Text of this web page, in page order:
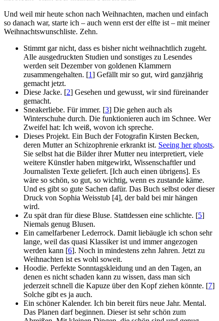
Und weil mir heute schon nach Weihnachten, machen und einfach
so danach war, starte ich – auch wenn erst der elfte ist – mit meiner
Weihnachtswunschliste. Zehn.
Stimmt gar nicht, dass es bisher nicht weihnachtlich zugeht.
Alle ausgedruckten Studien und sonstiges zu Lesendes
werden seit Dezember von goldenen Klammern
zusammengehalten. [1] Gefällt mir so gut, wird ganzjährig
gemacht jetzt.
Diese Jacke. [2] Gesehen und gewusst, wir sind füreinander
gemacht.
Sneakerliebe. Für immer. [3] Die gehen auch als
Winterschuhe durch. Die funktionieren auch im Schnee. Wer
Zweifel hat: Ich weiß, wovon ich spreche.
Dieses Projekt. Ein Buch der Fotografin Kirsten Becken,
deren Mutter an Schizophrenie erkrankt ist. Seeing her ghosts.
Sie selbst hat die Bilder ihrer Mutter neu interpretiert, viele
weitere Künstler haben mitgewirkt, Wissenschaftler und
Journalisten Texte geliefert. [Ich auch einen übrigens]. Es
wäre so schön, so gut, so wichtig, wenn es zustande käme.
Und es gibt so gute Sachen dafür. Das Buch selbst oder dieser
Druck von Sophia Weisstub [4], der bald bei mir hängen
wird.
Zu spät dran für diese Bluse. Stattdessen eine schlichte. [5]
Niemals genug Blusen.
Ein camelfarbener Lederrock. Damit liebäugle ich schon sehr
lange, weil das quasi Klassiker ist und immer angezogen
werden kann [6]. Noch in mindestens zehn Jahren. Jetzt zu
Weihnachten ist es wohl soweit.
Hoodie. Perfekte Sonntagskleidung und an den Tagen, an
denen es nicht schaden kann zu wissen, dass man sich
jederzeit schnell die Kapuze über den Kopf ziehen könnte. [7]
Solche gibt es ja auch.
Ein schöner Kalender. Ich bin bereit fürs neue Jahr. Mental.
Das Planen darf beginnen. Dieser ist sehr schön zum